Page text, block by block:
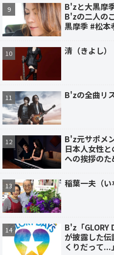
B'zと大黒摩
B'zの二人の
黒摩季 #松本
清（きよし）
B'zの全曲リ
B'z元サポメ
日本人女性
への挨拶のた
稲葉一夫（い
B'z「GLORY
が披露した
くりだって...」